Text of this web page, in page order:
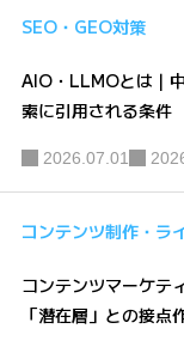
SEO・GEO対策
AIO・LLMOとは｜
索に引用される条件
2026.07.01
コンテンツ制作・ラ
コンテンツマーケテ
「潜在層」との接点